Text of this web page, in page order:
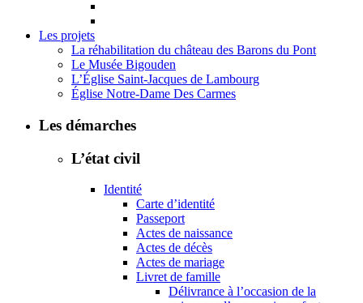
Les projets
La réhabilitation du château des Barons du Pont
Le Musée Bigouden
L’Église Saint-Jacques de Lambourg
Église Notre-Dame Des Carmes
Les démarches
L’état civil
Identité
Carte d’identité
Passeport
Actes de naissance
Actes de décès
Actes de mariage
Livret de famille
Délivrance à l’occasion de la